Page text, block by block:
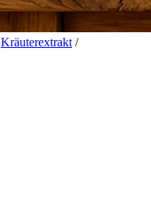
Kräuterextrakt /